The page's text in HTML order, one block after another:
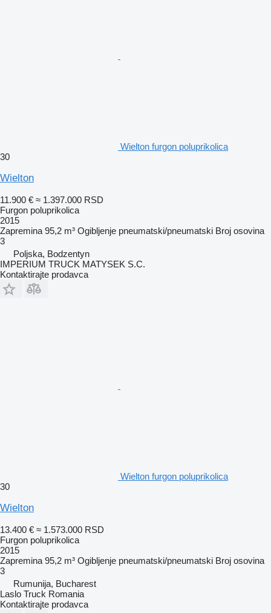
Wielton furgon poluprikolica
30
Wielton
11.900 € ≈ 1.397.000 RSD
Furgon poluprikolica
2015
Zapremina 95,2 m³ Ogibljenje pneumatski/pneumatski Broj osovina
3
Poljska, Bodzentyn
IMPERIUM TRUCK MATYSEK S.C.
Kontaktirajte prodavca
Wielton furgon poluprikolica
30
Wielton
13.400 € ≈ 1.573.000 RSD
Furgon poluprikolica
2015
Zapremina 95,2 m³ Ogibljenje pneumatski/pneumatski Broj osovina
3
Rumunija, Bucharest
Laslo Truck Romania
Kontaktirajte prodavca